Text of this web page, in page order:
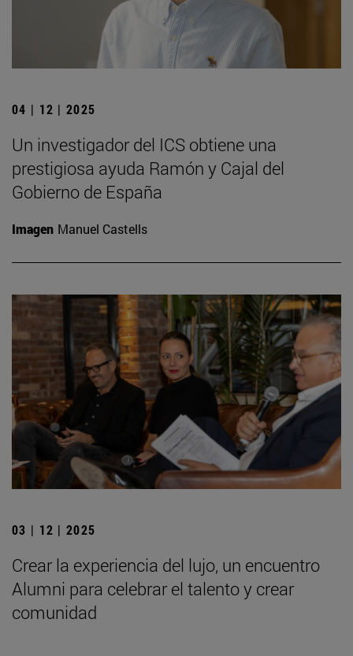
04 | 12 | 2025
Un investigador del ICS obtiene una
prestigiosa ayuda Ramón y Cajal del
Gobierno de España
Imagen Manuel Castells
03 | 12 | 2025
Crear la experiencia del lujo, un encuentro
Alumni para celebrar el talento y crear
comunidad